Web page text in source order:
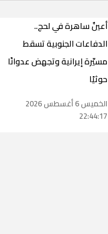
أعينٌ ساهرة في لحج..
الدفاعات الجنوبية تسقط
مسيّرة إيرانية وتجهض عدوانًا
حوثيًا
الخميس 6 أغسطس 2026
22:44:17